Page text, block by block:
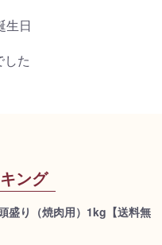
生日
た
ング
盛り（焼肉用）1kg【送料無